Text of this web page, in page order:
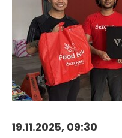
19.11.2025, 09:30